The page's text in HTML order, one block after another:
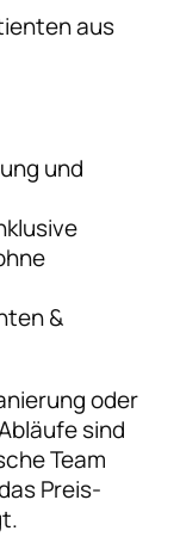
aus
und
&
oder
sind
Team
Preis-